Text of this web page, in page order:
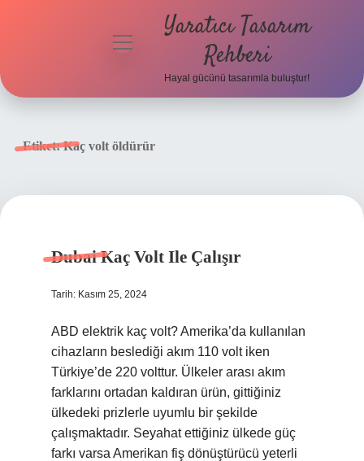
Politikası
menüyü
Yaratıcı Tasarım
Rehberi
Hayal gücünü tasarımla buluştur!
Etiket:Kaç volt öldürür
Dubai Kaç Volt Ile Çalışır
Tarih: Kasım 25, 2024
ABD elektrik kaç volt? Amerika’da kullanılan
cihazların beslediği akım 110 volt iken
Türkiye’de 220 volttur. Ülkeler arası akım
farklarını ortadan kaldıran ürün, gittiğiniz
ülkedeki prizlerle uyumlu bir şekilde
çalışmaktadır. Seyahat ettiğiniz ülkede güç
farkı varsa Amerikan fiş dönüştürücü yeterli